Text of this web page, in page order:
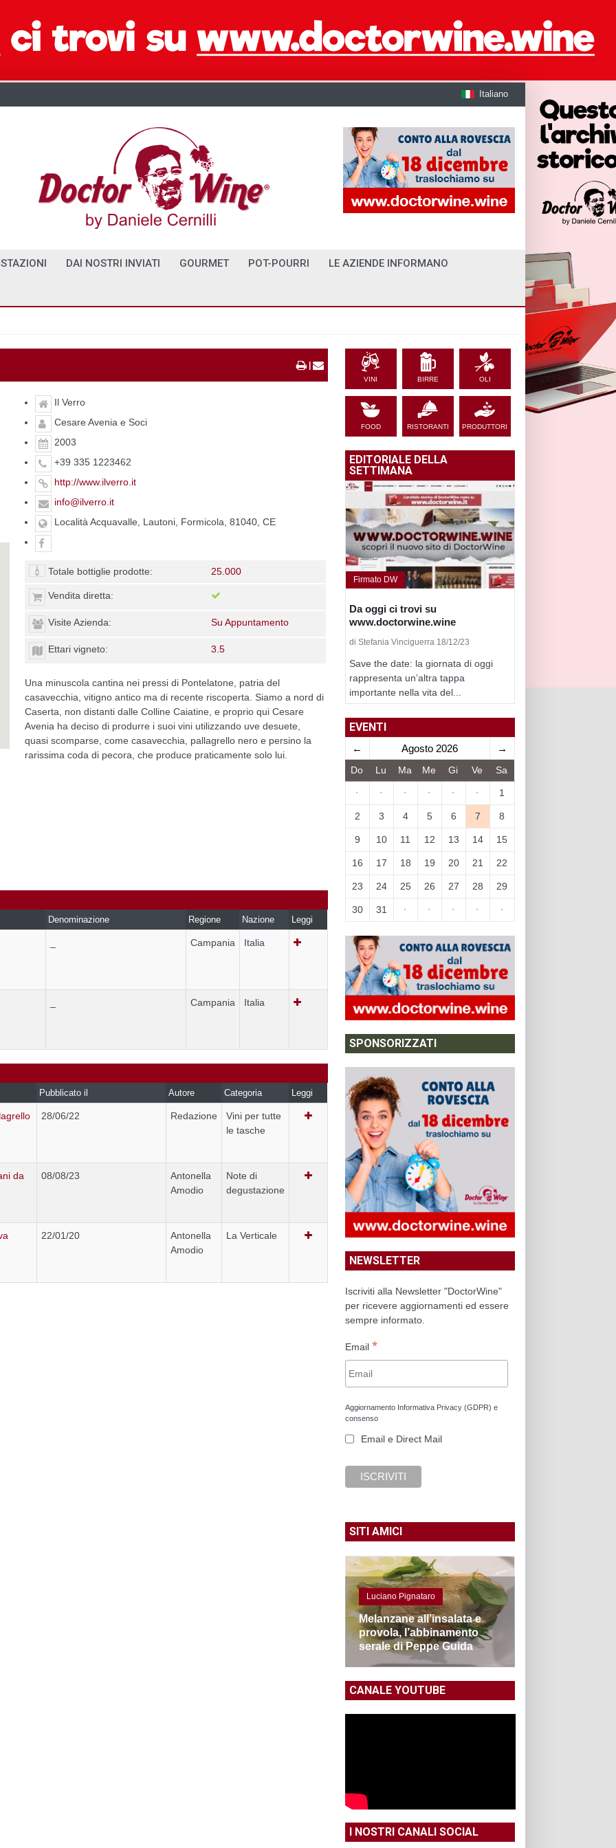
Italiano
DAI NOSTRI INVIATI GOURMET POT-POURRI LE AZIENDE INFORMANO
|
Il Verro
Cesare Avenia e Soci
2003
+39 335 1223462
http://www.ilverro.it
info@ilverro.it
Località Acquavalle, Lautoni, Formicola, 81040, CE
Totale bottiglie prodotte: 25.000
Vendita diretta:
Visite Azienda: Su Appuntamento
Ettari vigneto: 3.5
Una minuscola cantina nei pressi di Pontelatone, patria del
casavecchia, vitigno antico ma di recente riscoperta. Siamo a nord di
Caserta, non distanti dalle Colline Caiatine, e proprio qui Cesare
Avenia ha deciso di produrre i suoi vini utilizzando uve desuete,
quasi scomparse, come casavecchia, pallagrello nero e persino la
rarissima coda di pecora, che produce praticamente solo lui.
Denominazione Regione Nazione Leggi
Campania Italia
Campania Italia
Pubblicato il Autore Categoria Leggi
28/06/22 Redazione
Vini per tutte
le tasche
da
08/08/23
Antonella
Amodio
Note di
degustazione
22/01/20
Antonella
Amodio
La Verticale
VINI BIRRE OLI
FOOD RISTORANTI PRODUTTORI
EDITORIALE DELLA
SETTIMANA
Firmato DW
Da oggi ci trovi su
www.doctorwine.wine
di Stefania Vinciguerra 18/12/23
Save the date: la giornata di oggi
rappresenta un’altra tappa
importante nella vita del...
EVENTI
← Agosto 2026 →
Do Lu Ma Me Gi Ve Sa
· · · · · · 1
2 3 4 5 6 7 8
9 10 11 12 13 14 15
16 17 18 19 20 21 22
23 24 25 26 27 28 29
30 31 · · · · ·
SPONSORIZZATI
NEWSLETTER
Iscriviti alla Newsletter "DoctorWine"
per ricevere aggiornamenti ed essere
sempre informato.
Email *
Aggiornamento Informativa Privacy (GDPR) e
consenso
Email e Direct Mail
SITI AMICI
Luciano Pignataro
Melanzane all’insalata e
provola, l’abbinamento
serale di Peppe Guida
CANALE YOUTUBE
I NOSTRI CANALI SOCIAL